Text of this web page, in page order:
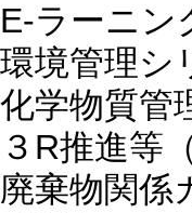
E-ラーニン
環境管理シ
化学物質管
３R推進等
廃棄物関係